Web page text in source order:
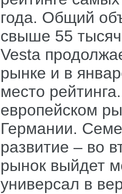
года. Общий
свыше 55
Vesta
рынке и в
место
европейском
Германии.
развитие – во
рынок выйдет
универсал в